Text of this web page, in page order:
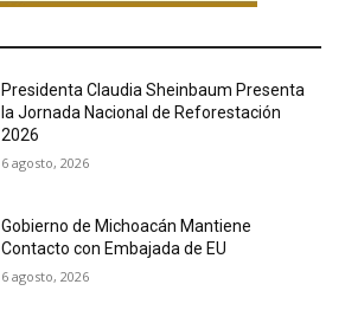
Presidenta Claudia Sheinbaum Presenta
la Jornada Nacional de Reforestación
2026
6 agosto, 2026
Gobierno de Michoacán Mantiene
Contacto con Embajada de EU
6 agosto, 2026